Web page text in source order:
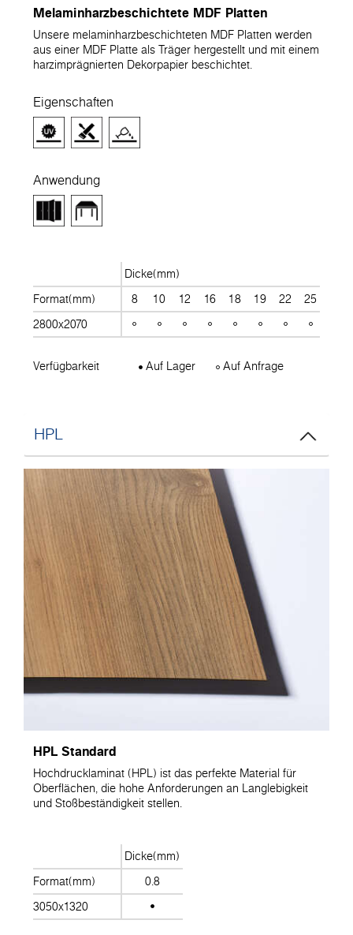
Melaminharzbeschichtete MDF Platten
Unsere melaminharzbeschichteten MDF Platten werden
aus einer MDF Platte als Träger hergestellt und mit einem
harzimprägnierten Dekorpapier beschichtet.
Eigenschaften
Anwendung
Dicke(mm)
Format(mm)
8 10 12 16 18 19 22 25
2800x2070
Verfügbarkeit Auf Lager Auf Anfrage
HPL
HPL Standard
Hochdrucklaminat (HPL) ist das perfekte Material für
Oberflächen, die hohe Anforderungen an Langlebigkeit
und Stoßbeständigkeit stellen.
Dicke(mm)
Format(mm)
0.8
3050x1320